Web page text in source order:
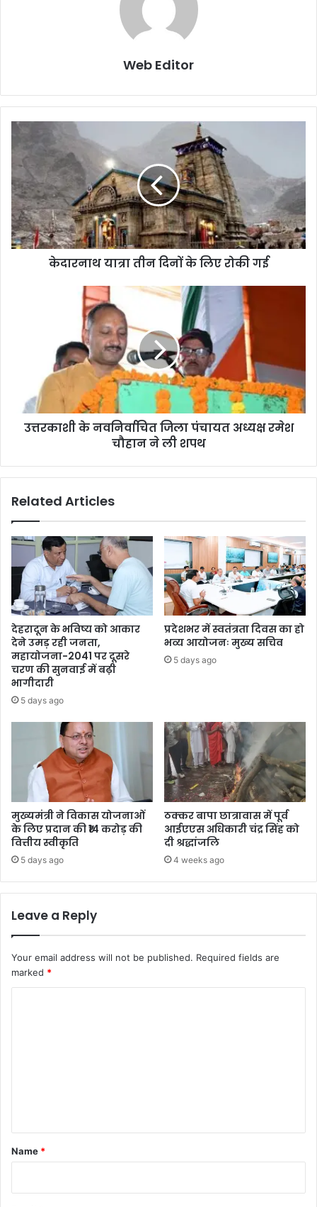
Web Editor
केदारनाथ यात्रा तीन दिनों के लिए रोकी गई
उत्तरकाशी के नवनिर्वाचित जिला पंचायत अध्यक्ष रमेश
चौहान ने ली शपथ
Related Articles
देहरादून के भविष्य को आकार
देने उमड़ रही जनता,
महायोजना-2041 पर दूसरे
चरण की सुनवाई में बढ़ी
भागीदारी
5 days ago
प्रदेशभर में स्वतंत्रता दिवस का हो
भव्य आयोजनः मुख्य सचिव
5 days ago
मुख्यमंत्री ने विकास योजनाओं
के लिए प्रदान की ₹14 करोड़ की
वित्तीय स्वीकृति
5 days ago
ठक्कर बापा छात्रावास में पूर्व
आईएएस अधिकारी चंद्र सिंह को
दी श्रद्धांजलि
4 weeks ago
Leave a Reply
Your email address will not be published. Required fields are
marked *
*
Name *